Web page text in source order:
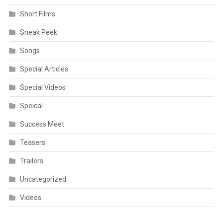
Short Films
Sneak Peek
Songs
Special Articles
Special Videos
Speical
Success Meet
Teasers
Trailers
Uncategorized
Videos